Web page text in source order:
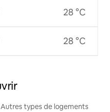
28 °C
28 °C
Autres types de logements